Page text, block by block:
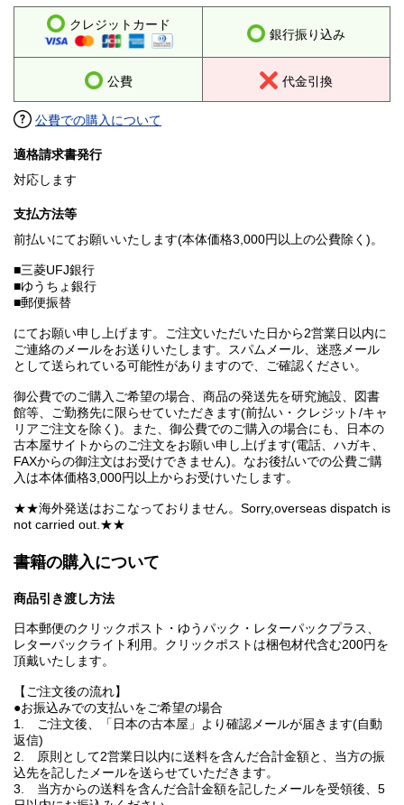
クレジットカード
銀行振り込み
公費 代金引換
公費での購入について
適格請求書発行
対応します
支払方法等
前払いにてお願いいたします(本体価格3,000円以上の公費除く)。
■三菱UFJ銀行
■ゆうちょ銀行
■郵便振替
にてお願い申し上げます。ご注文いただいた日から2営業日以内に
ご連絡のメールをお送りいたします。スパムメール、迷惑メール
として送られている可能性がありますので、ご確認ください。
御公費でのご購入ご希望の場合、商品の発送先を研究施設、図書
館等、ご勤務先に限らせていただきます(前払い・クレジット/キャ
リアご注文を除く)。また、御公費でのご購入の場合にも、日本の
古本屋サイトからのご注文をお願い申し上げます(電話、ハガキ、
FAXからの御注文はお受けできません)。なお後払いでの公費ご購
入は本体価格3,000円以上からお受けいたします。
★★海外発送はおこなっておりません。Sorry,overseas dispatch is
not carried out.★★
書籍の購入について
商品引き渡し方法
日本郵便のクリックポスト・ゆうパック・レターパックプラス、
レターパックライト利用。クリックポストは梱包材代含む200円を
頂戴いたします。
【ご注文後の流れ】
●お振込みでの支払いをご希望の場合
1. ご注文後、「日本の古本屋」より確認メールが届きます(自動
返信)
2. 原則として2営業日以内に送料を含んだ合計金額と、当方の振
込先を記したメールを送らせていただきます。
3. 当方からの送料を含んだ合計金額を記したメールを受領後、5